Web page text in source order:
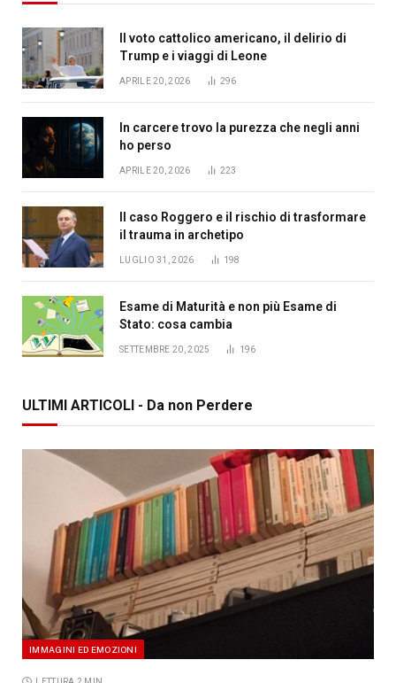
Il voto cattolico americano, il delirio di
Trump e i viaggi di Leone
APRILE 20, 2026 296
In carcere trovo la purezza che negli anni
ho perso
APRILE 20, 2026 223
Il caso Roggero e il rischio di trasformare
il trauma in archetipo
LUGLIO 31, 2026 198
Esame di Maturità e non più Esame di
Stato: cosa cambia
SETTEMBRE 20, 2025 196
ULTIMI ARTICOLI - Da non Perdere
IMMAGINI ED EMOZIONI